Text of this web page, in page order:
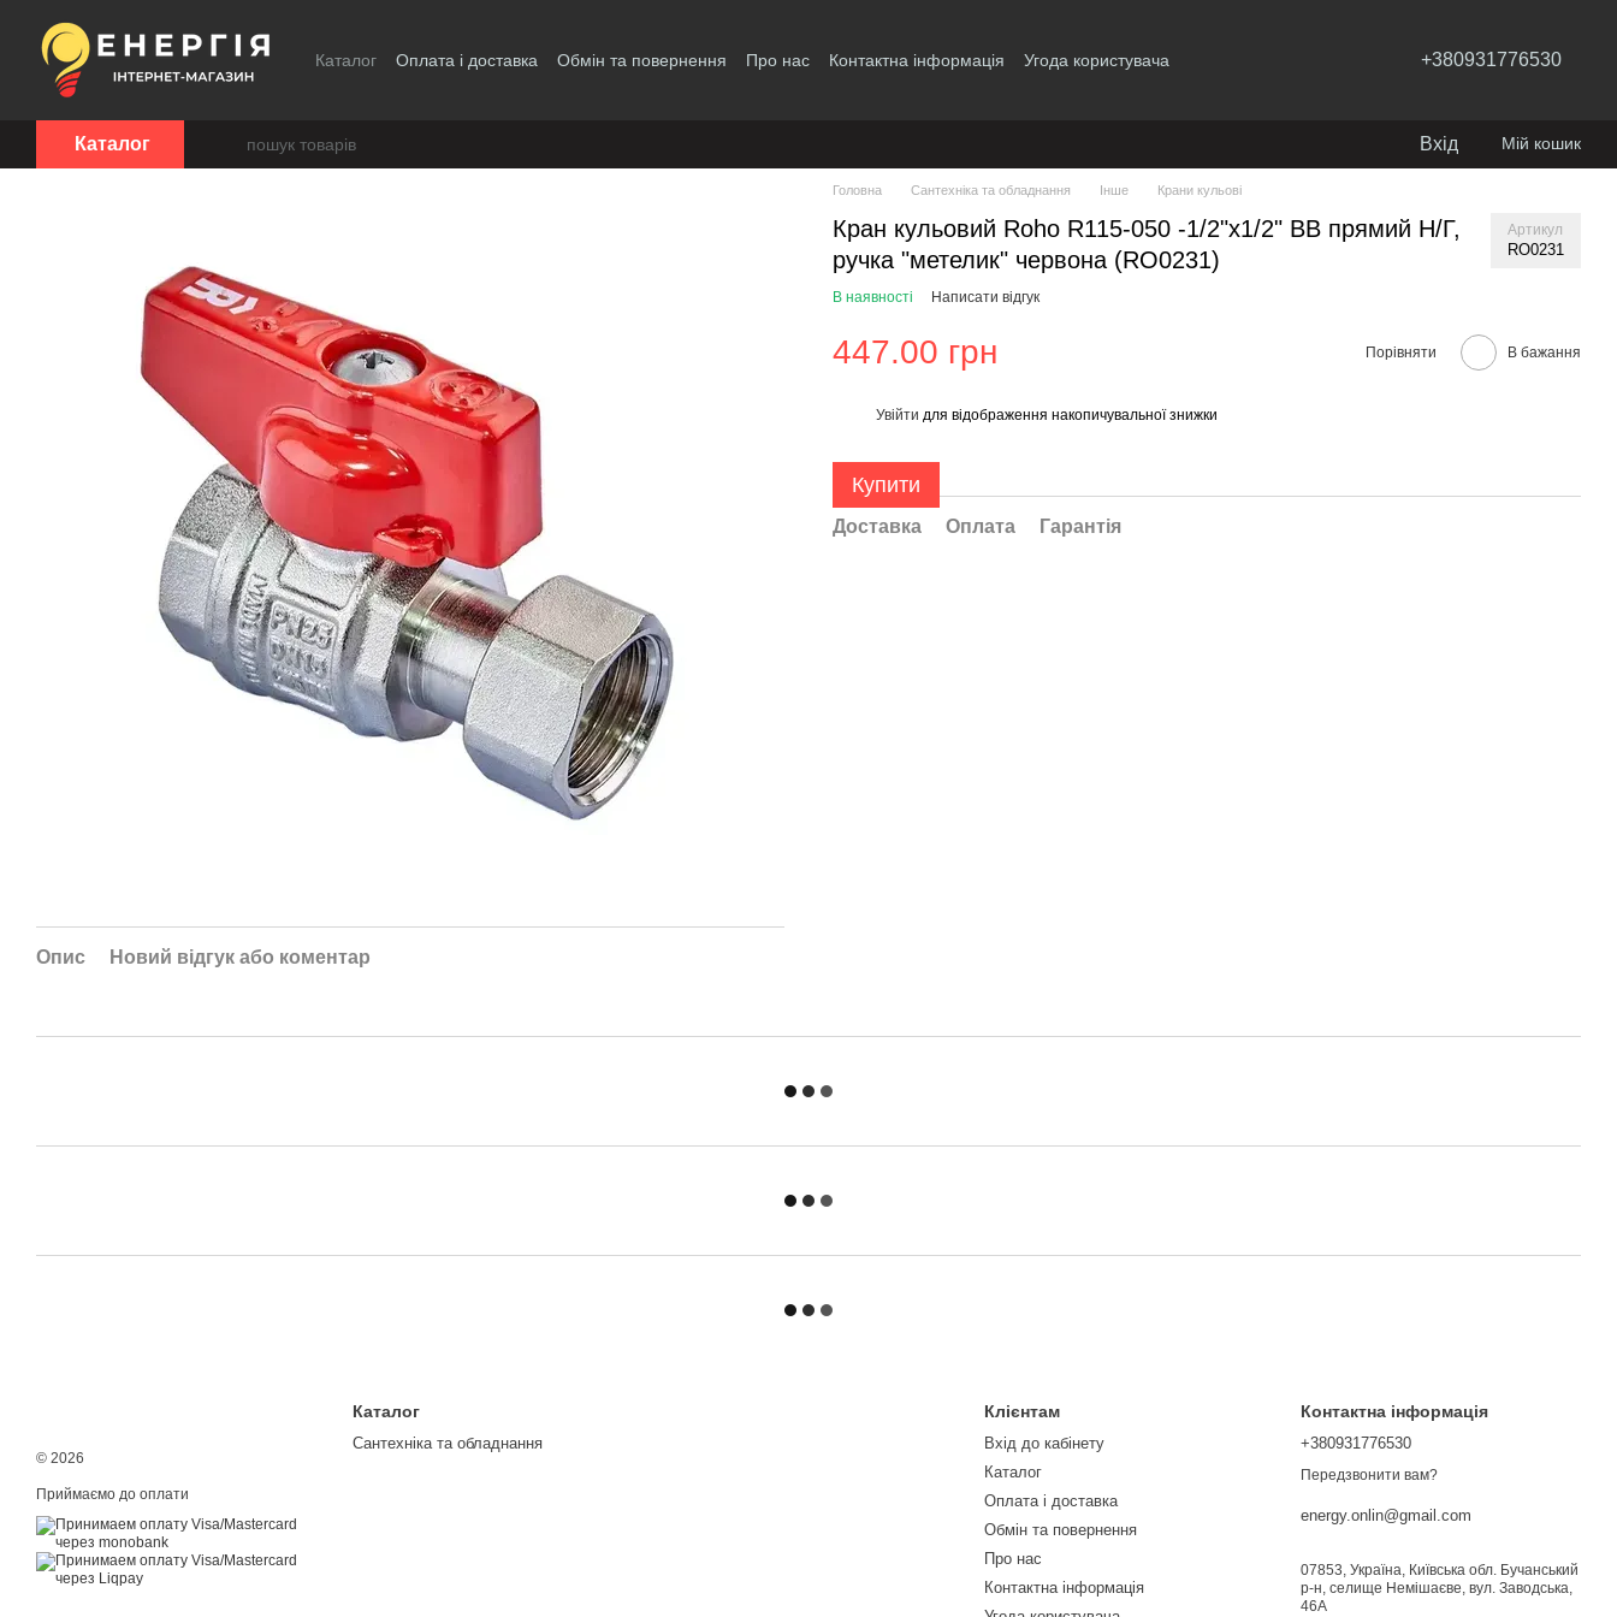
Каталог Оплата і доставка Обмін та повернення Про нас Контактна інформація Угода користувача +380931776530
Каталог Вхід Мій кошик
Опис Новий відгук або коментар
Головна Сантехніка та обладнання Інше Крани кульові
Кран кульовий Roho R115-050 -1/2"х1/2" ВВ прямий Н/Г,
ручка "метелик" червона (RO0231)
Артикул
RO0231
В наявності Написати відгук
447.00 грн Порівняти В бажання
Увійти для відображення накопичувальної знижки
Купити
Доставка Оплата Гарантія
© 2026
Приймаємо до оплати
Каталог
Сантехніка та обладнання
Клієнтам
Вхід до кабінету
Каталог
Оплата і доставка
Обмін та повернення
Про нас
Контактна інформація
Контактна інформація
+380931776530
Передзвонити вам?
energy.onlin@gmail.com
07853, Україна, Київська обл. Бучанський
р-н, селище Немішаєве, вул. Заводська,
46А